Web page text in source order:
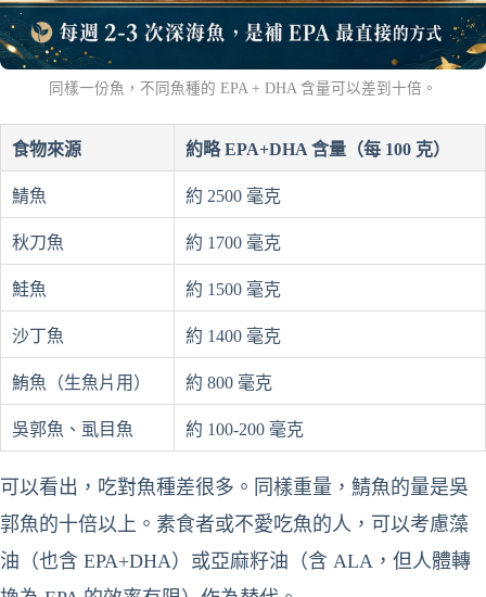
同樣一份魚，不同魚種的 EPA + DHA 含量可以差到十倍。
食物來源 約略 EPA+DHA 含量（每 100 克）
鯖魚 約 2500 毫克
秋刀魚 約 1700 毫克
鮭魚 約 1500 毫克
沙丁魚 約 1400 毫克
鮪魚（生魚片用） 約 800 毫克
吳郭魚、虱目魚 約 100-200 毫克
可以看出，吃對魚種差很多。同樣重量，鯖魚的量是吳
郭魚的十倍以上。素食者或不愛吃魚的人，可以考慮藻
油（也含 EPA+DHA）或亞麻籽油（含 ALA，但人體轉